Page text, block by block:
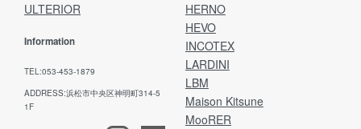
ULTERIOR
Information
TEL:053-453-1879
ADDRESS:浜松市中央区神明町314-5
1F
HERNO
HEVO
INCOTEX
LARDINI
LBM
Maison Kitsune
MooRER